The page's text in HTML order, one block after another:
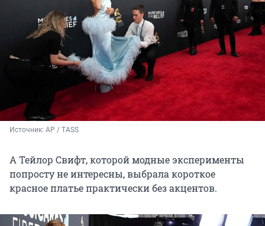
Источник: AP / TASS
А Тейлор Свифт, которой модные эксперименты
попросту не интересны, выбрала короткое
красное платье практически без акцентов.